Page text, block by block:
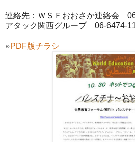
連絡先：ＷＳＦおおさか連絡会
アタック関西グループ 06-6474-
※PDF版チラシ